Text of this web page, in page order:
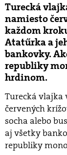
Turecká
namiesto
každom
Atatűrka a
bankovky.
republiky
hrdinom.
Turecká vlajka
červených
socha alebo
aj všetky
republiky